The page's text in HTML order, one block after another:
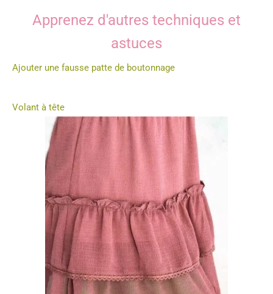
Apprenez d'autres techniques et
astuces
Ajouter une fausse patte de boutonnage
Volant à tête